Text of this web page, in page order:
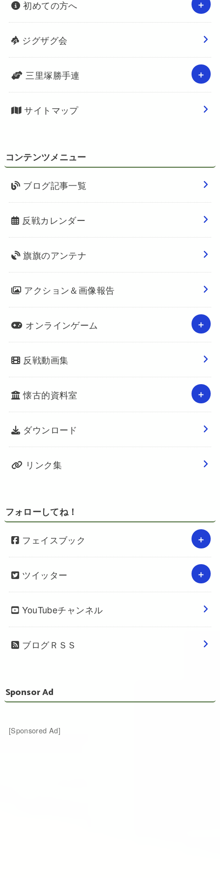
初めての方へ
ジグザグ会
三里塚勝手連
サイトマップ
コンテンツメニュー
ブログ記事一覧
反戦カレンダー
旗旗のアンテナ
アクション＆画像報告
オンラインゲーム
反戦動画集
懐古的資料室
ダウンロード
リンク集
フォローしてね！
フェイスブック
ツイッター
YouTubeチャンネル
ブログＲＳＳ
Sponsor Ad
[Sponsored Ad]